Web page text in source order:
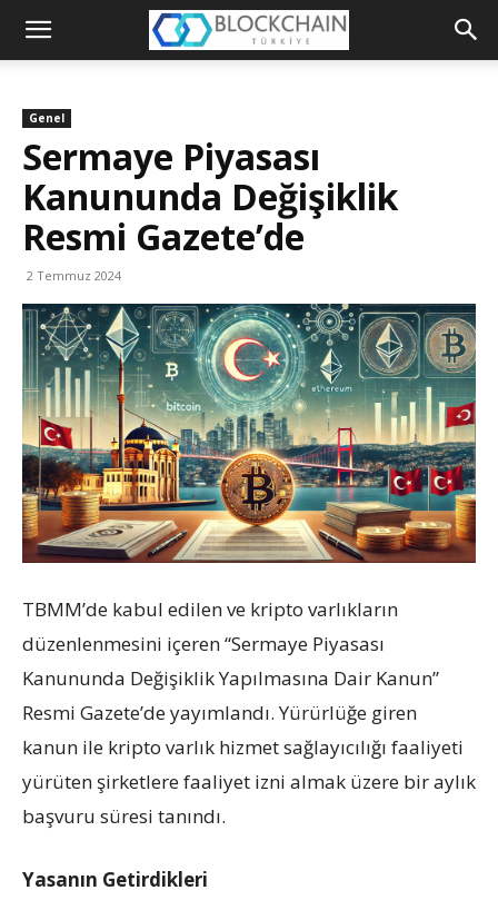
Blockchain
Genel
Sermaye Piyasası
Kanununda Değişiklik
Resmi Gazete’de
2 Temmuz 2024
TBMM’de kabul edilen ve kripto varlıkların
düzenlenmesini içeren “Sermaye Piyasası
Kanununda Değişiklik Yapılmasına Dair Kanun”
Resmi Gazete’de yayımlandı. Yürürlüğe giren
kanun ile kripto varlık hizmet sağlayıcılığı faaliyeti
yürüten şirketlere faaliyet izni almak üzere bir aylık
başvuru süresi tanındı.
Yasanın Getirdikleri